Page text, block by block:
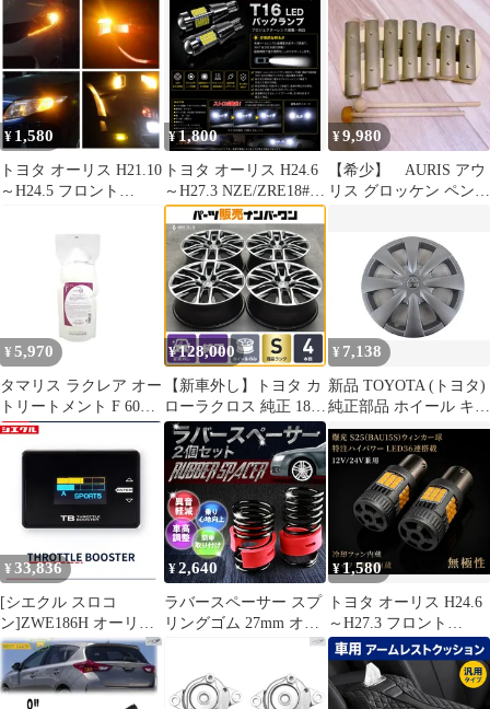
フォグランプ バルブ 球
2個SET 特注ハイパワ
ーLEDチップ搭載 ポン
付け 新品 送料込み Bタ
イプ
アミラー用モーター ド
アミラー サイドミラー
互換 社外品 純正交換
汎用 コード:45535
ドル周辺ガーニッシュ
4点セット ABS製 シル
バー 貼り付け式 傷・擦
れ防止 外装保護 ドレス
アップ
¥ 1,580
トヨタ オーリス H21.10
～H24.5 フロント
S25ピン角違い
ァン搭載 ハイフラ防止
抵抗内蔵 2個セット 車
検対応
¥1,800
トヨタ オーリス H24.6
～H27.3 NZE/ZRE18#系
高品質 爆光 ストロボ
T16 LED バックランプ
純白 New 特注LEDチッ
プ 81発 プロジェクター
搭載 2個SET 自動切り
替え ポン付け 新品
¥9,980
【希少】 AURIS アウ
リス グロッケン ペンタ
¥ 5,970
タマリス ラクレア オー
トリートメント F 600g
レフィル
¥128,000
【新車外し】トヨタ カ
ローラクロス 純正 18in
7.0J +40 PCD114.3 4本
セット C-HR ヤリスク
ロス ノア ヴォクシー
60プリウス オーリス
¥ 7,138
新品 TOYOTA (トヨタ)
純正部品 ホイール キャ
ップ オーリス カローラ
AXIO/FIELDER 品番
42602-12720
¥ 33,836
[シエクル スロコ
ン]ZWE186H オーリス
_2ZR-FXE(1.8HV)
(H28/4～H30/3)用スロ
ットルブースター
¥2,640
ラバースペーサー スプ
リングゴム 27mm オー
品 【VS-ONE】
¥1,580
トヨタ オーリス H24.6
～H27.3 フロント
NZE/ZRE18#系 爆光
S25ピン角違い
(BAU15S) アンバー
LED ウインカー 冷却フ